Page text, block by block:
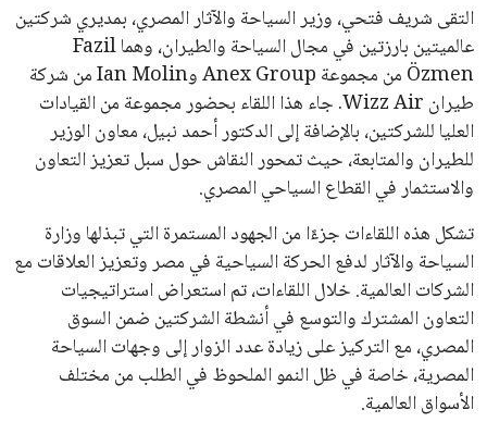
منوعات
فن وثقافة
علوم وتكنولوجيا
المرأة والجمال
حوادث
محافظات
التقى شريف فتحي، وزير السياحة والآثار المصري، بمديري شركتين
عالميتين بارزتين في مجال السياحة والطيران، وهما Fazil
Özmen من مجموعة Anex Group وIan Molin من شركة
طيران Wizz Air. جاء هذا اللقاء بحضور مجموعة من القيادات
العليا للشركتين، بالإضافة إلى الدكتور أحمد نبيل، معاون الوزير
للطيران والمتابعة، حيث تمحور النقاش حول سبل تعزيز التعاون
والاستثمار في القطاع السياحي المصري.
تشكل هذه اللقاءات جزءًا من الجهود المستمرة التي تبذلها وزارة
السياحة والآثار لدفع الحركة السياحية في مصر وتعزيز العلاقات مع
الشركات العالمية. خلال اللقاءات، تم استعراض استراتيجيات
التعاون المشترك والتوسع في أنشطة الشركتين ضمن السوق
المصري، مع التركيز على زيادة عدد الزوار إلى وجهات السياحة
المصرية، خاصة في ظل النمو الملحوظ في الطلب من مختلف
الأسواق العالمية.